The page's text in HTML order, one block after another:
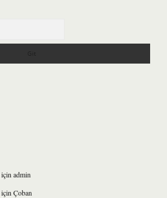
için admin
için Çoban